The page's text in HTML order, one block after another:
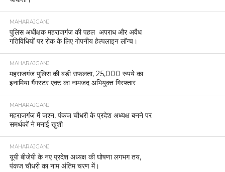
MAHARAJGANJ
पुलिस अधीक्षक महराजगंज की पहल अपराध और अवैध
गतिविधियों पर रोक के लिए गोपनीय हेल्पलाइन लॉन्च।
MAHARAJGANJ
महराजगंज पुलिस की बड़ी सफलता, 25,000 रुपये का
इनामिया गैंगस्टर एक्ट का नामजद अभियुक्त गिरफ्तार
MAHARAJGANJ
महराजगंज में जश्न, पंकज चौधरी के प्रदेश अध्यक्ष बनने पर
समर्थकों ने मनाई खुशी
MAHARAJGANJ
यूपी बीजेपी के नए प्रदेश अध्यक्ष की घोषणा लगभग तय,
पंकज चौधरी का नाम अंतिम चरण में।